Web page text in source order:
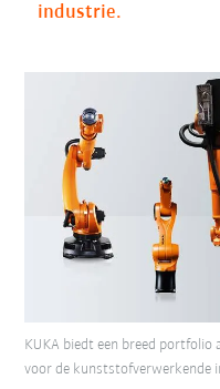
industrie.
KUKA biedt een breed
voor de kunststofverwerkende